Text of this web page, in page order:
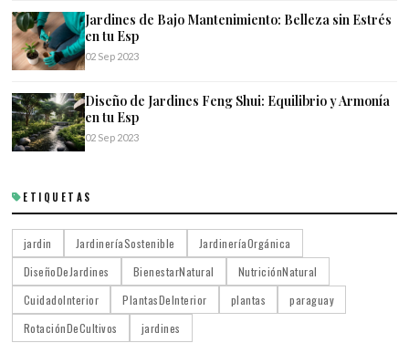
Jardines de Bajo Mantenimiento: Belleza sin Estrés
en tu Esp
02 Sep 2023
Diseño de Jardines Feng Shui: Equilibrio y Armonía
en tu Esp
02 Sep 2023
ETIQUETAS
jardin JardineríaSostenible
JardineríaOrgánica
DiseñoDeJardines
BienestarNatural
NutriciónNatural
CuidadoInterior
PlantasDeInterior plantas
paraguay
RotaciónDeCultivos
jardines